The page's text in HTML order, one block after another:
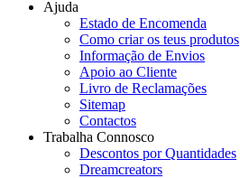
Ajuda
Estado de Encomenda
Como criar os teus produtos
Informação de Envios
Apoio ao Cliente
Livro de Reclamações
Sitemap
Contactos
Trabalha Connosco
Descontos por Quantidades
Dreamcreators